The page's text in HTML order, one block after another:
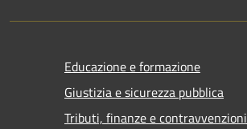
Educazione e formazione
Giustizia e sicurezza pubblica
Tributi, finanze e contravvenzioni